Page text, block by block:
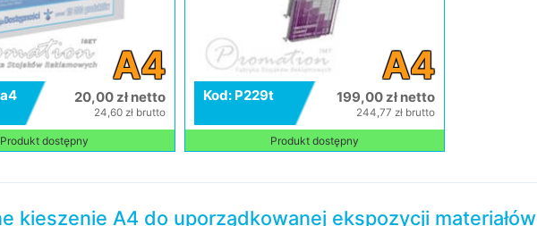
A4
20,00 zł netto
24,60 zł brutto
Produkt dostępny
A4
Kod: P229t 199,00 zł netto
244,77 zł brutto
Produkt dostępny
kieszenie A4 do uporządkowanej ekspozycji materiałów